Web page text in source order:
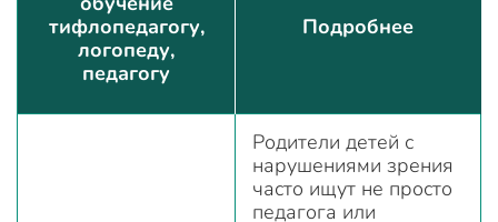
тифлопедагогу,
логопеду,
педагогу
Подробнее
Родители детей с
нарушениями зрения
часто ищут не просто
педагога или